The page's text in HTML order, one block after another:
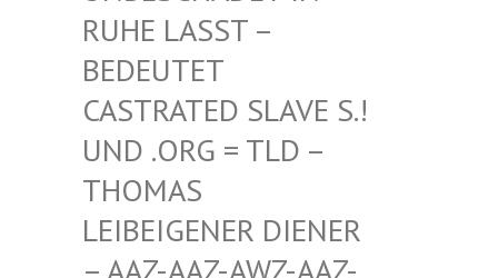
HE LASST – BE
DEUTET CA
STRATED SLAVE S.! UN
D .ORG = TLD – TH
OMAS LE
IBEIGENER DIENER –
AAZ-AAZ-AWZ-AAZ-BB